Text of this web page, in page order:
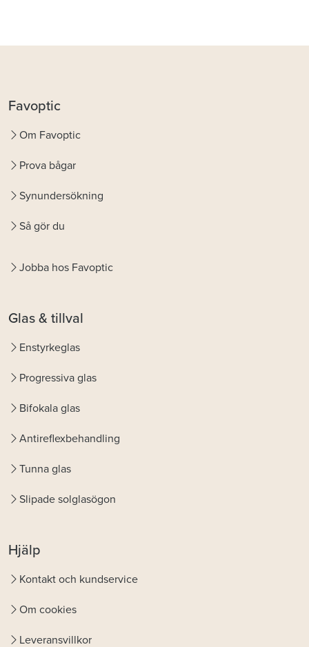
Favoptic
Om Favoptic
Prova bågar
Synundersökning
Så gör du
Jobba hos Favoptic
Glas & tillval
Enstyrkeglas
Progressiva glas
Bifokala glas
Antireflexbehandling
Tunna glas
Slipade solglasögon
Hjälp
Kontakt och kundservice
Om cookies
Leveransvillkor